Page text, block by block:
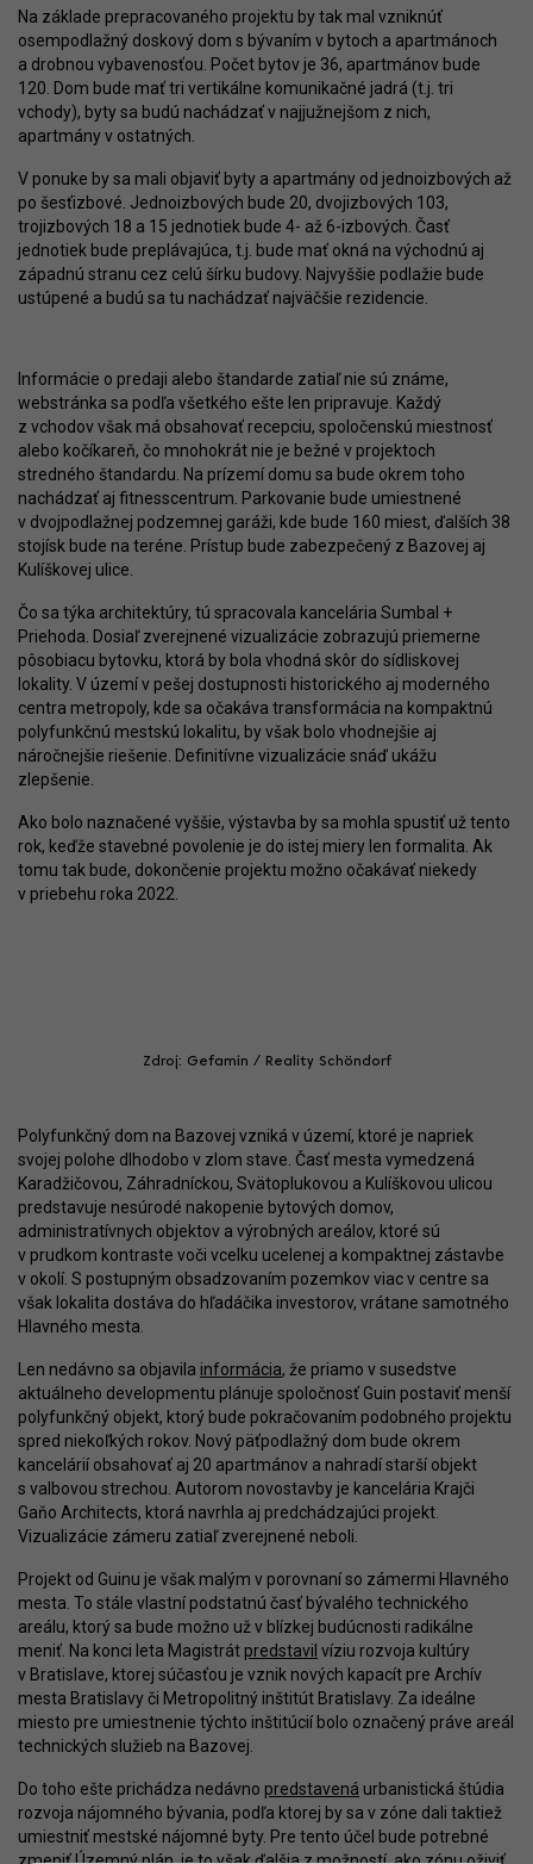
Na základe prepracovaného projektu by tak mal vzniknúť
osempodlažný doskový dom s bývaním v bytoch a apartmánoch
a drobnou vybavenosťou. Počet bytov je 36, apartmánov bude
120. Dom bude mať tri vertikálne komunikačné jadrá (t.j. tri
vchody), byty sa budú nachádzať v najjužnejšom z nich,
apartmány v ostatných.
V ponuke by sa mali objaviť byty a apartmány od jednoizbových až
po šesťizbové. Jednoizbových bude 20, dvojizbových 103,
trojizbových 18 a 15 jednotiek bude 4- až 6-izbových. Časť
jednotiek bude preplávajúca, t.j. bude mať okná na východnú aj
západnú stranu cez celú šírku budovy. Najvyššie podlažie bude
ustúpené a budú sa tu nachádzať najväčšie rezidencie.
Informácie o predaji alebo štandarde zatiaľ nie sú známe,
webstránka sa podľa všetkého ešte len pripravuje. Každý
z vchodov však má obsahovať recepciu, spoločenskú miestnosť
alebo kočíkareň, čo mnohokrát nie je bežné v projektoch
stredného štandardu. Na prízemí domu sa bude okrem toho
nachádzať aj fitnesscentrum. Parkovanie bude umiestnené
v dvojpodlažnej podzemnej garáži, kde bude 160 miest, ďalších 38
stojísk bude na teréne. Prístup bude zabezpečený z Bazovej aj
Kulíškovej ulice.
Čo sa týka architektúry, tú spracovala kancelária Sumbal +
Priehoda. Dosiaľ zverejnené vizualizácie zobrazujú priemerne
pôsobiacu bytovku, ktorá by bola vhodná skôr do sídliskovej
lokality. V území v pešej dostupnosti historického aj moderného
centra metropoly, kde sa očakáva transformácia na kompaktnú
polyfunkčnú mestskú lokalitu, by však bolo vhodnejšie aj
náročnejšie riešenie. Definitívne vizualizácie snáď ukážu
zlepšenie.
Ako bolo naznačené vyššie, výstavba by sa mohla spustiť už tento
rok, keďže stavebné povolenie je do istej miery len formalita. Ak
tomu tak bude, dokončenie projektu možno očakávať niekedy
v priebehu roka 2022.
Zdroj: Gefamin / Reality Schöndorf
Polyfunkčný dom na Bazovej vzniká v území, ktoré je napriek
svojej polohe dlhodobo v zlom stave. Časť mesta vymedzená
Karadžičovou, Záhradníckou, Svätoplukovou a Kulíškovou ulicou
predstavuje nesúrodé nakopenie bytových domov,
administratívnych objektov a výrobných areálov, ktoré sú
v prudkom kontraste voči vcelku ucelenej a kompaktnej zástavbe
v okolí. S postupným obsadzovaním pozemkov viac v centre sa
však lokalita dostáva do hľadáčika investorov, vrátane samotného
Hlavného mesta.
Len nedávno sa objavila informácia, že priamo v susedstve
aktuálneho developmentu plánuje spoločnosť Guin postaviť menší
polyfunkčný objekt, ktorý bude pokračovaním podobného projektu
spred niekoľkých rokov. Nový päťpodlažný dom bude okrem
kancelárií obsahovať aj 20 apartmánov a nahradí starší objekt
s valbovou strechou. Autorom novostavby je kancelária Krajči
Gaňo Architects, ktorá navrhla aj predchádzajúci projekt.
Vizualizácie zámeru zatiaľ zverejnené neboli.
Projekt od Guinu je však malým v porovnaní so zámermi Hlavného
mesta. To stále vlastní podstatnú časť bývalého technického
areálu, ktorý sa bude možno už v blízkej budúcnosti radikálne
meniť. Na konci leta Magistrát predstavil víziu rozvoja kultúry
v Bratislave, ktorej súčasťou je vznik nových kapacít pre Archív
mesta Bratislavy či Metropolitný inštitút Bratislavy. Za ideálne
miesto pre umiestnenie týchto inštitúcií bolo označený práve areál
technických služieb na Bazovej.
Do toho ešte prichádza nedávno predstavená urbanistická štúdia
rozvoja nájomného bývania, podľa ktorej by sa v zóne dali taktiež
umiestniť mestské nájomné byty. Pre tento účel bude potrebné